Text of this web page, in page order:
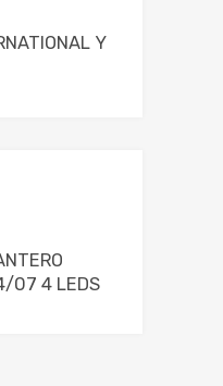
Y
07 4 LEDS